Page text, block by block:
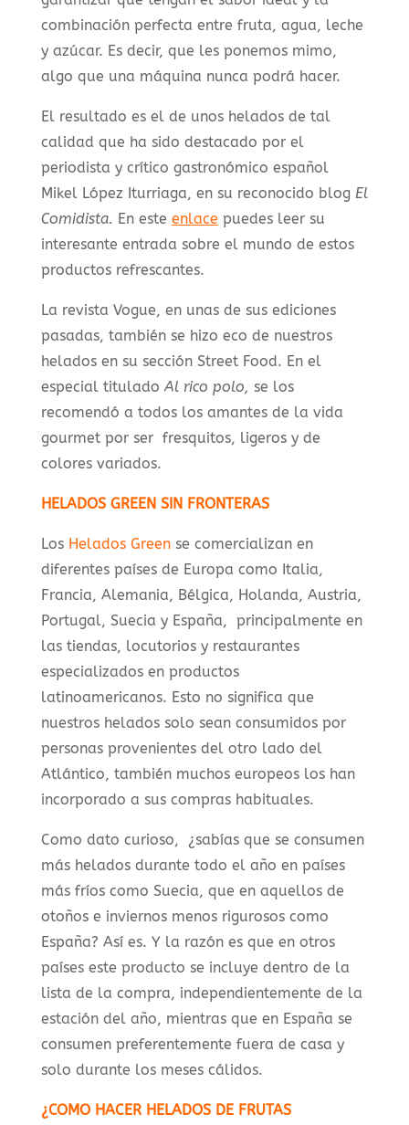
combinación perfecta entre fruta, agua, leche
y azúcar. Es decir, que les ponemos mimo,
algo que una máquina nunca podrá hacer.
El resultado es el de unos helados de tal
calidad que ha sido destacado por el
periodista y crítico gastronómico español
Mikel López Iturriaga, en su reconocido blog El
Comidista. En este enlace puedes leer su
interesante entrada sobre el mundo de estos
productos refrescantes.
La revista Vogue, en unas de sus ediciones
pasadas, también se hizo eco de nuestros
helados en su sección Street Food. En el
especial tituladoAl rico polo, se los
recomendó a todos los amantes de la vida
gourmet por ser fresquitos, ligeros y de
colores variados.
HELADOS GREEN SIN FRONTERAS
Los Helados Greense comercializan en
diferentes países de Europa como Italia,
Francia, Alemania, Bélgica, Holanda, Austria,
Portugal, Suecia y España, principalmente en
las tiendas, locutorios y restaurantes
especializados en productos
latinoamericanos. Esto no significa que
nuestros helados solo sean consumidos por
personas provenientes del otro lado del
Atlántico, también muchos europeos los han
incorporado a sus compras habituales.
Como dato curioso, ¿sabías que se consumen
más helados durante todo el año en países
más fríos como Suecia, que en aquellos de
otoños e inviernos menos rigurosos como
España? Así es. Y la razón es que en otros
países este producto se incluye dentro de la
lista de la compra, independientemente de la
estación del año, mientras que en España se
consumen preferentemente fuera de casa y
solo durante los meses cálidos.
¿COMO HACER HELADOS DE FRUTAS